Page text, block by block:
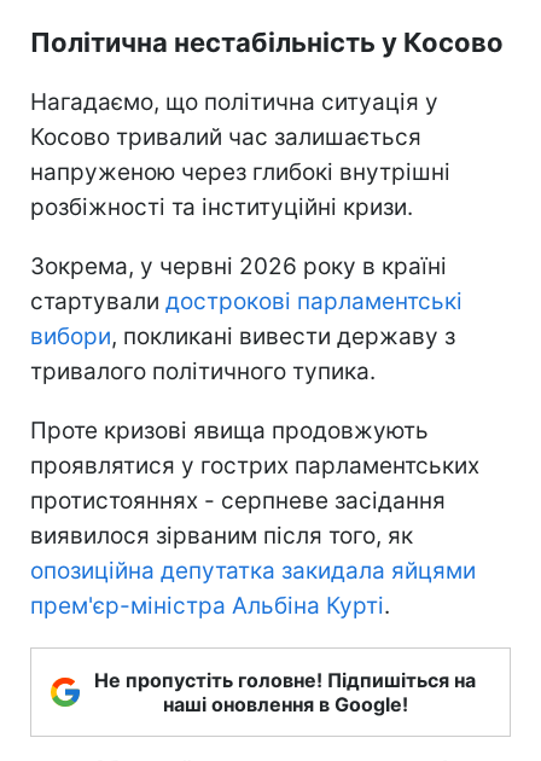
Політична нестабільність у Косово
Нагадаємо, що політична ситуація у
Косово тривалий час залишається
напруженою через глибокі внутрішні
розбіжності та інституційні кризи.
Зокрема, у червні 2026 року в країні
стартували дострокові парламентські
вибори, покликані вивести державу з
тривалого політичного тупика.
Проте кризові явища продовжують
проявлятися у гострих парламентських
протистояннях - серпневе засідання
виявилося зірваним після того, як
опозиційна депутатка закидала яйцями
прем'єр-міністра Альбіна Курті.
Не пропустіть головне! Підпишіться на
наші оновлення в Google!